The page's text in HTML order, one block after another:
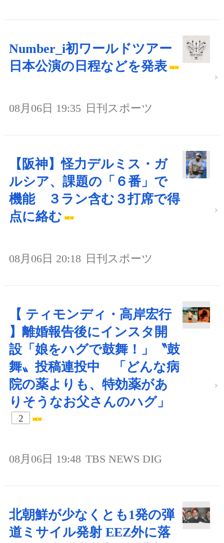
Number_i初ワールドツアー
日本公演の日程などを発表
08月06日 19:35 日刊スポーツ
【阪神】怪力デルミス・ガ
ルシア、課題の「６番」で
機能 ３ラン含む３打席で得
点に絡む
08月06日 20:18 日刊スポーツ
【 ティモンディ・高岸宏行
】離婚報告後にインスタ開
設「娘をハグで鼓舞！」〝鼓
舞〟投稿連投中 「どんな病
院の薬よりも、特効薬があ
りそうなお父さんのハグ」
2
08月06日 19:48 TBS NEWS DIG
北朝鮮が少なくとも1発の弾
道ミサイル発射 EEZ外に落